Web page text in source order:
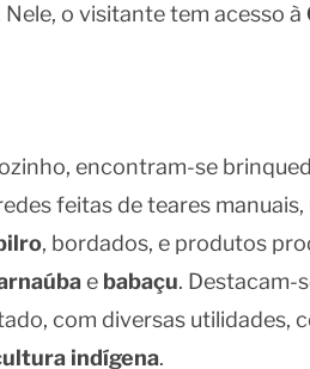
Nele, o visitante tem acesso à
encontram-se
feitas de teares
, bordados, e produtos
e babaçu. Destacam-
com diversas utilidades,
indígena.